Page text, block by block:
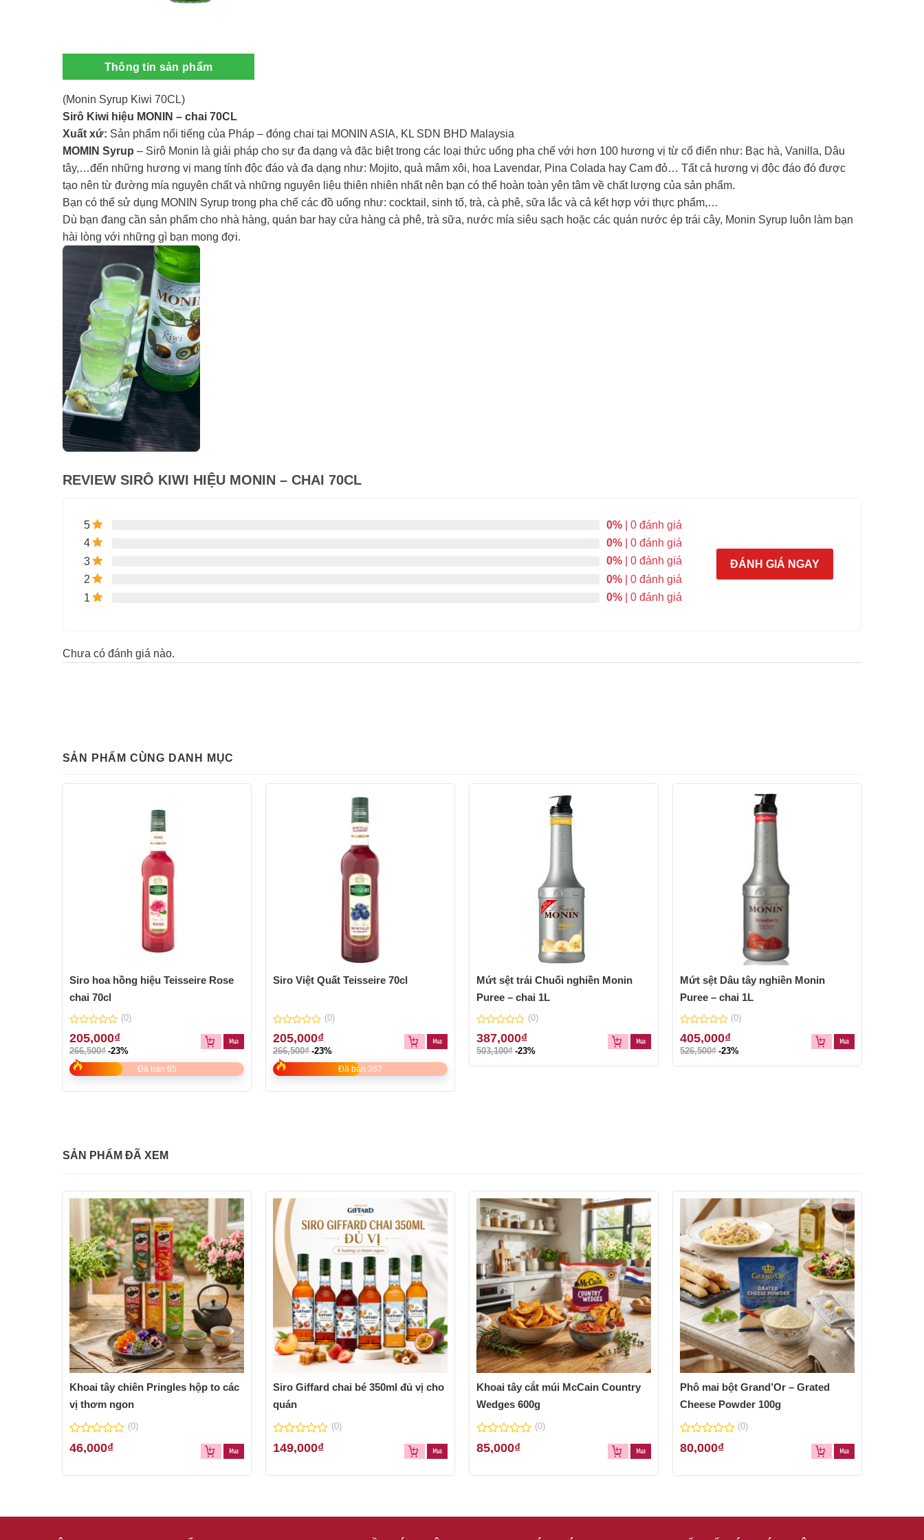
Thông tin sản phẩm
(Monin Syrup Kiwi 70CL)
Sirô Kiwi hiệu MONIN – chai 70CL
Xuất xứ: Sản phẩm nổi tiếng của Pháp – đóng chai tại MONIN ASIA, KL SDN BHD Malaysia
MOMIN Syrup – Sirô Monin là giải pháp cho sự đa dạng và đặc biệt trong các loại thức uống pha chế với hơn 100 hương vị từ cổ điển như: Bạc hà, Vanilla, Dâu
tây,…đến những hương vị mang tính độc đáo và đa dạng như: Mojito, quả mâm xôi, hoa Lavendar, Pina Colada hay Cam đỏ… Tất cả hương vị độc đáo đó được
tạo nên từ đường mía nguyên chất và những nguyên liệu thiên nhiên nhất nên bạn có thể hoàn toàn yên tâm về chất lượng của sản phẩm.
Bạn có thể sử dụng MONIN Syrup trong pha chế các đồ uống như: cocktail, sinh tố, trà, cà phê, sữa lắc và cả kết hợp với thực phẩm,…
Dù bạn đang cần sản phẩm cho nhà hàng, quán bar hay cửa hàng cà phê, trà sữa, nước mía siêu sạch hoặc các quán nước ép trái cây, Monin Syrup luôn làm bạn
hài lòng với những gì bạn mong đợi.
REVIEW SIRÔ KIWI HIỆU MONIN – CHAI 70CL
5 0% | 0 đánh giá
4
0% | 0 đánh giá
3
0% | 0 đánh giá
2
0% | 0 đánh giá
1
0% | 0 đánh giá
ĐÁNH GIÁ NGAY
Chưa có đánh giá nào.
SẢN PHẨM CÙNG DANH MỤC
Siro hoa hồng hiệu Teisseire Rose
chai 70cl
0
out
of
5
(0)
205,000₫
266,500₫ -23%
Đã bán 65
Siro Việt Quất Teisseire 70cl
0
out
of
5
(0)
205,000₫
266,500₫ -23%
Đã bán 357
Mứt sệt trái Chuối nghiền Monin
Puree – chai 1L
0
out
of
5
(0)
387,000₫
503,100₫ -23%
Mứt sệt Dâu tây nghiền Monin
Puree – chai 1L
0
out
of
5
(0)
405,000₫
526,500₫ -23%
SẢN PHẨM ĐÃ XEM
Khoai tây chiên Pringles hộp to các
vị thơm ngon
0
out
5
(0)
46,000₫
Siro Giffard chai bé 350ml đủ vị cho
quán
0
out
5
(0)
149,000₫
Khoai tây cắt múi McCain Country
Wedges 600g
0
out
5
(0)
85,000₫
Phô mai bột Grand’Or – Grated
Cheese Powder 100g
0
out
5
(0)
80,000₫